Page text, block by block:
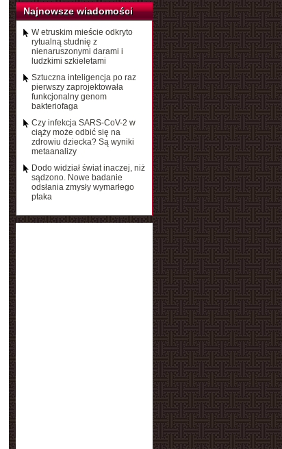
Najnowsze wiadomości
W etruskim mieście odkryto
rytualną studnię z
nienaruszonymi darami i
ludzkimi szkieletami
Sztuczna inteligencja po raz
pierwszy zaprojektowała
funkcjonalny genom
bakteriofaga
Czy infekcja SARS-CoV-2 w
ciąży może odbić się na
zdrowiu dziecka? Są wyniki
metaanalizy
Dodo widział świat inaczej, niż
sądzono. Nowe badanie
odsłania zmysły wymarłego
ptaka